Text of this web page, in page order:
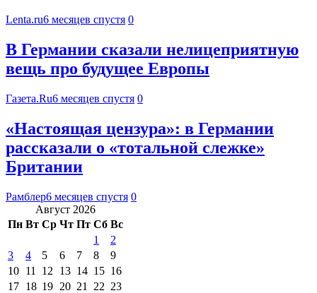
Lenta.ru6 месяцев спустя 0
В Германии сказали нелицеприятную
вещь про будущее Европы
Газета.Ru6 месяцев спустя 0
«Настоящая цензура»: в Германии
рассказали о «тотальной слежке»
Британии
Рамблер6 месяцев спустя 0
Август 2026
Пн Вт Ср Чт Пт Сб Вс
1
2
3
4 5 6 7 8
9
10 11 12 13 14 15 16
17 18 19 20 21 22 23